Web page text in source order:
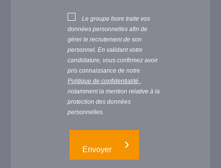
Le groupe Isore traite vos
données personnelles afin de
gérer le recrutement de son
personnel. En validant votre
candidature, vous confirmez avoir
pris connaissance de notre
Politique de confidentialité,
notamment la mention relative à la
protection des données
personnelles.